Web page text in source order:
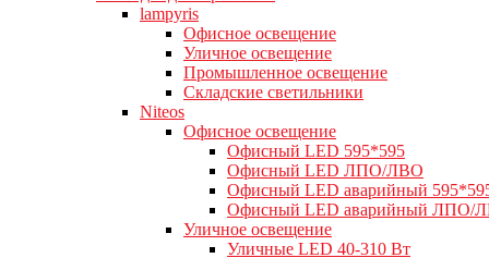
lampyris
Офисное освещение
Уличное освещение
Промышленное освещение
Складские светильники
Niteos
Офисное освещение
Офисный LED 595*595
Офисный LED ЛПО/ЛВО
Офисный LED аварийный
Офисный LED аварийный ЛПО/
Уличное освещение
Уличные LED 40-310 Вт